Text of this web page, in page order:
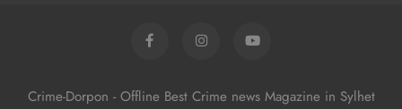
Crime-Dorpon - Offline Best Crime news Magazine in Sylhet